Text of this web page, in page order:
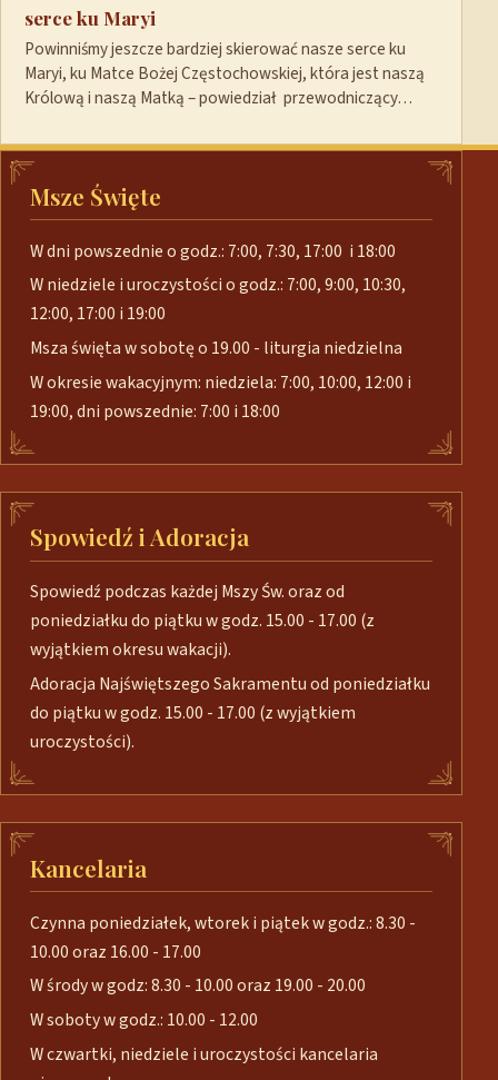
serce ku Maryi
Powinniśmy jeszcze bardziej skierować nasze serce ku
Maryi, ku Matce Bożej Częstochowskiej, która jest naszą
Królową i naszą Matką – powiedział przewodniczący…
Msze Święte
W dni powszednie o godz.: 7:00, 7:30, 17:00 i 18:00
W niedziele i uroczystości o godz.: 7:00, 9:00, 10:30,
12:00, 17:00 i 19:00
Msza święta w sobotę o 19.00 - liturgia niedzielna
W okresie wakacyjnym: niedziela: 7:00, 10:00, 12:00 i
19:00, dni powszednie: 7:00 i 18:00
Spowiedź i Adoracja
Spowiedź podczas każdej Mszy Św. oraz od
poniedziałku do piątku w godz. 15.00 - 17.00 (z
wyjątkiem okresu wakacji).
Adoracja Najświętszego Sakramentu od poniedziałku
do piątku w godz. 15.00 - 17.00 (z wyjątkiem
uroczystości).
Kancelaria
Czynna poniedziałek, wtorek i piątek w godz.: 8.30 -
10.00 oraz 16.00 - 17.00
W środy w godz: 8.30 - 10.00 oraz 19.00 - 20.00
W soboty w godz.: 10.00 - 12.00
W czwartki, niedziele i uroczystości kancelaria